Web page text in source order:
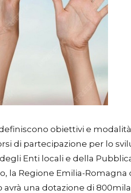
obiettivi e
di partecipazione per lo
Enti locali e della
la Regione Emilia-
una dotazione di